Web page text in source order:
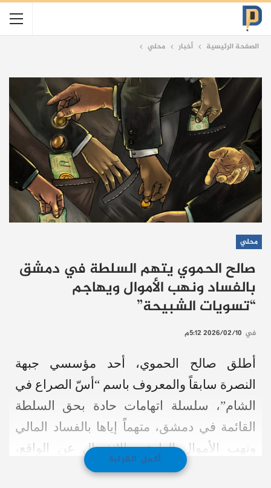
الصفحة الرئيسية أخبار محلي
محلي
صالح الحموي يتهم السلطة في دمشق
بالفساد ونهب الأموال ويهاجم
“تسويات الشبيحة”
في 2026/02/10 5:12م
أطلق صالح الحموي، أحد مؤسسي جبهة
النصرة سابقاً والمعروف باسم “أسّ الصراع في
الشام”، سلسلة اتهامات حادة بحق السلطة
القائمة في دمشق، متهماً إياها بالفساد المالي
ونهب الأموال العامة، والانفصال عن الواقع،
وعقد تسويات مع شخصيات مرتبطة بالنظام
أكمل القراءة